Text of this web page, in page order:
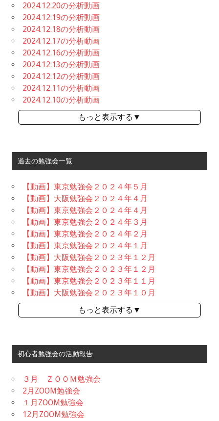
2024.12.20の分析動画
2024.12.19の分析動画
2024.12.18の分析動画
2024.12.17の分析動画
2024.12.16の分析動画
2024.12.13の分析動画
2024.12.12の分析動画
2024.12.11の分析動画
2024.12.10の分析動画
もっと表示する▼
過去の勉強会一覧
【動画】東京勉強会２０２４年５月
【動画】大阪勉強会２０２４年４月
【動画】東京勉強会２０２４年４月
【動画】東京勉強会２０２４年３月
【動画】東京勉強会２０２４年２月
【動画】東京勉強会２０２４年１月
【動画】大阪勉強会２０２３年１２月
【動画】東京勉強会２０２３年１２月
【動画】東京勉強会２０２３年１１月
【動画】大阪勉強会２０２３年１０月
もっと表示する▼
初心者勉強会の活動報告
３月 ＺＯＯＭ勉強会
2月ZOOM勉強会
１月ZOOM勉強会
12月ZOOM勉強会